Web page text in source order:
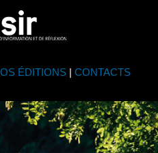
ÉDITIONS| CONTACTS